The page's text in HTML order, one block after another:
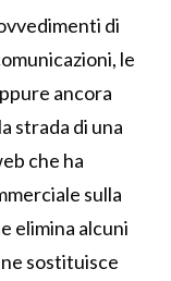
di
le
ancora
strada di una
che ha
sulla
elimina alcuni
sostituisce